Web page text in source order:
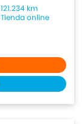
121.234 km
Tienda online